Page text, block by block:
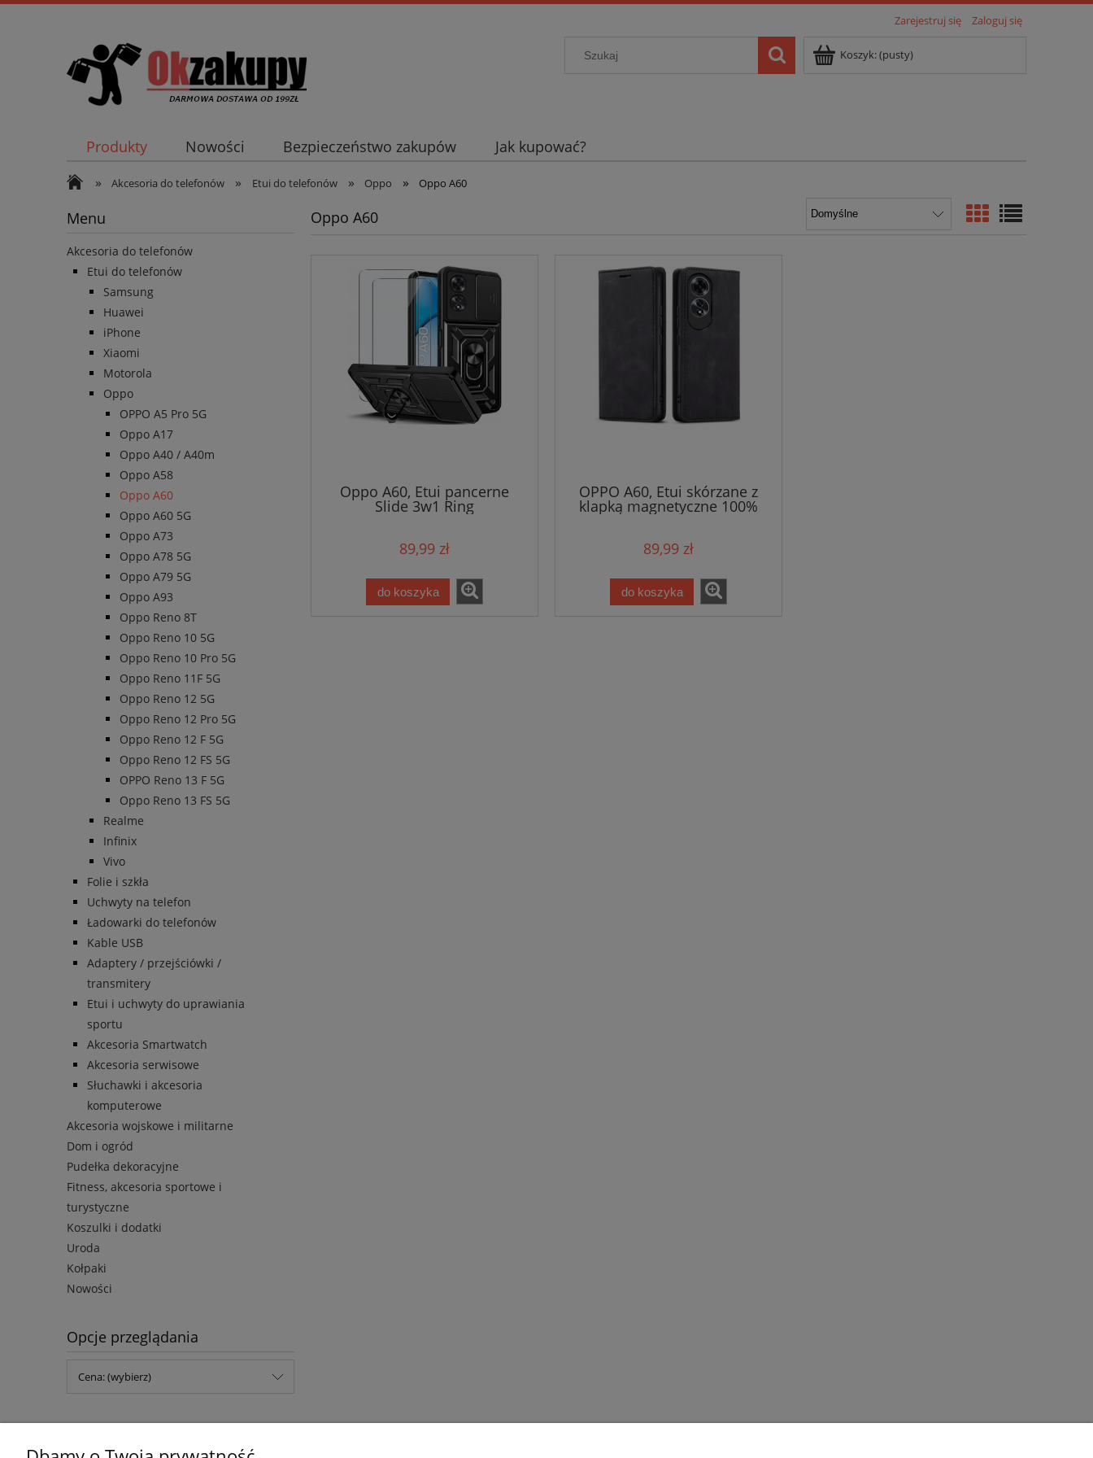
Zarejestruj się Zaloguj się
Koszyk:(pusty)
Produkty Nowości Bezpieczeństwo zakupów Jak kupować?
» Akcesoria do telefonów » Etui do telefonów » Oppo » Oppo A60
Menu
Akcesoria do telefonów
Etui do telefonów
Samsung
Huawei
iPhone
Xiaomi
Motorola
Oppo
OPPO A5 Pro 5G
Oppo A17
Oppo A40 / A40m
Oppo A58
Oppo A60
Oppo A60 5G
Oppo A73
Oppo A78 5G
Oppo A79 5G
Oppo A93
Oppo Reno 8T
Oppo Reno 10 5G
Oppo Reno 10 Pro 5G
Oppo Reno 11F 5G
Oppo Reno 12 5G
Oppo Reno 12 Pro 5G
Oppo Reno 12 F 5G
Oppo Reno 12 FS 5G
OPPO Reno 13 F 5G
Oppo Reno 13 FS 5G
Realme
Infinix
Vivo
Folie i szkła
Uchwyty na telefon
Ładowarki do telefonów
Kable USB
Adaptery / przejściówki /
transmitery
Etui i uchwyty do uprawiania
sportu
Akcesoria Smartwatch
Akcesoria serwisowe
Słuchawki i akcesoria
komputerowe
Akcesoria wojskowe i militarne
Dom i ogród
Pudełka dekoracyjne
Fitness, akcesoria sportowe i
turystyczne
Koszulki i dodatki
Uroda
Kołpaki
Nowości
Opcje przeglądania
Cena: (wybierz)
Oppo A60
Oppo A60, Etui pancerne
Slide 3w1 Ring
89,99 zł
do koszyka
OPPO A60, Etui skórzane z
klapką magnetyczne 100%
skóra
89,99 zł
do koszyka